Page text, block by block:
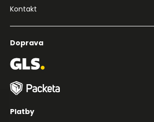
Kontakt
Doprava
Platby